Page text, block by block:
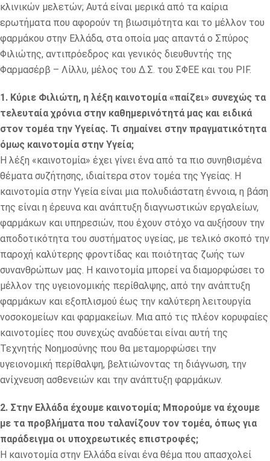
κλινικών μελετών; Αυτά είναι μερικά από τα καίρια
ερωτήματα που αφορούν τη βιωσιμότητα και το μέλλον του
φαρμάκου στην Ελλάδα, στα οποία μας απαντά ο Σπύρος
Φιλιώτης, αντιπρόεδρος και γενικός διευθυντής της
Φαρμασέρβ – Λίλλυ, μέλος του Δ.Σ. του ΣΦΕΕ και του PIF.
1. Κύριε Φιλιώτη, η λέξη καινοτομία «παίζει» συνεχώς τα
τελευταία χρόνια στην καθημερινότητά μας και ειδικά
στον τομέα την Υγείας. Τι σημαίνει στην πραγματικότητα
όμως καινοτομία στην Υγεία;
Η λέξη «καινοτομία» έχει γίνει ένα από τα πιο συνηθισμένα
θέματα συζήτησης, ιδιαίτερα στον τομέα της Υγείας. Η
καινοτομία στην Υγεία είναι μια πολυδιάστατη έννοια, η βάση
της είναι η έρευνα και ανάπτυξη διαγνωστικών εργαλείων,
φαρμάκων και υπηρεσιών, που έχουν στόχο να αυξήσουν την
αποδοτικότητα του συστήματος υγείας, με τελικό σκοπό την
παροχή καλύτερης φροντίδας και ποιότητας ζωής των
συνανθρώπων μας. Η καινοτομία μπορεί να διαμορφώσει το
μέλλον της υγειονομικής περίθαλψης, από την ανάπτυξη
φαρμάκων και εξοπλισμού έως την καλύτερη λειτουργία
νοσοκομείων και φαρμακείων. Μια από τις πλέον κορυφαίες
καινοτομίες που συνεχώς αναδύεται είναι αυτή της
Τεχνητής Νοημοσύνης που θα μεταμορφώσει την
υγειονομική περίθαλψη, βελτιώνοντας τη διάγνωση, την
ανίχνευση ασθενειών και την ανάπτυξη φαρμάκων.
2. Στην Ελλάδα έχουμε καινοτομία; Μπορούμε να έχουμε
με τα προβλήματα που ταλανίζουν τον τομέα, όπως για
παράδειγμα οι υποχρεωτικές επιστροφές;
Η καινοτομία στην Ελλάδα είναι ένα θέμα που απασχολεί